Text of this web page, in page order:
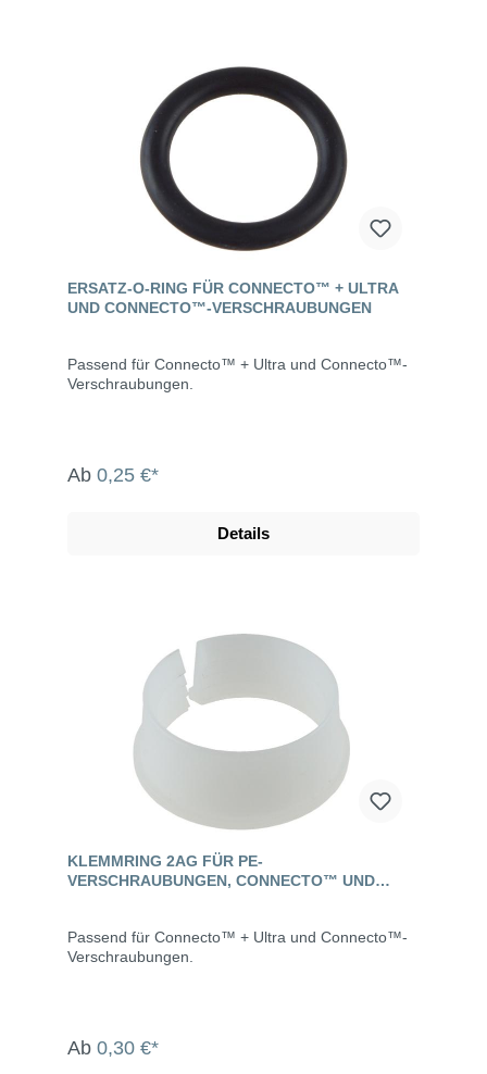
ERSATZ-O-RING FÜR CONNECTO™ + ULTRA
UND CONNECTO™-VERSCHRAUBUNGEN
Passend für Connecto™ + Ultra und Connecto™-
Verschraubungen.
Ab 0,25 €*
Details
KLEMMRING 2AG FÜR PE-
VERSCHRAUBUNGEN, CONNECTO™ UND
Passend für Connecto™ + Ultra und Connecto™-
Verschraubungen.
Ab 0,30 €*